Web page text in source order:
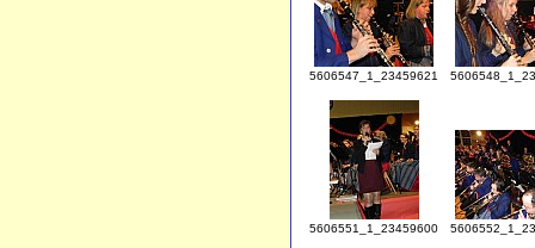
5606547_1_23459621
5606551_1_23459600